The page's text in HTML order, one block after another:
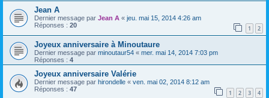
Jean A
Dernier message par Jean A « jeu. mai 15, 2014 4:26 am
Réponses : 20 1 2
Joyeux anniversaire à Minoutaure
Dernier message par minoutaur54 « mer. mai 14, 2014 7:03 pm
Réponses : 4
Joyeux anniversaire Valérie
Dernier message par hirondelle « ven. mai 02, 2014 8:12 am
Réponses : 47 1 2 3 4